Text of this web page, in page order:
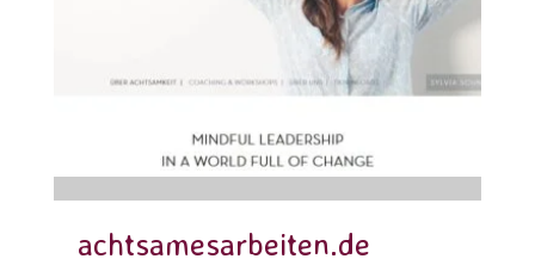
achtsamesarbeiten.de